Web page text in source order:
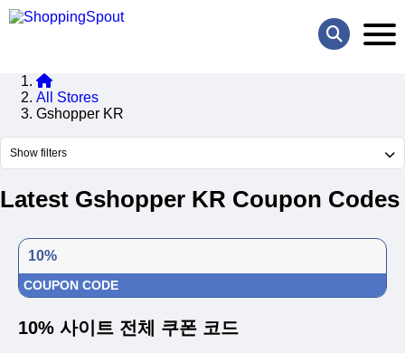
All Stores
Gshopper KR
Show filters
Latest Gshopper KR Coupon Codes
10%
COUPON CODE
10% 사이트 전체 쿠폰 코드